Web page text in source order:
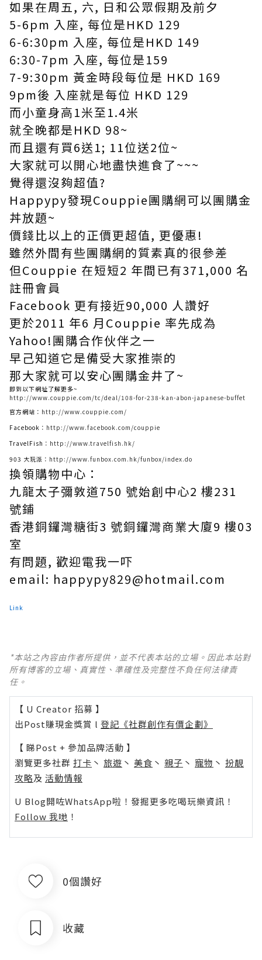
如果在周五, 六, 日和公眾假期及前夕
5-6pm 入座, 每位是HKD 129
6-6:30pm 入座, 每位是HKD 149
6:30-7pm 入座, 每位是159
7-9:30pm 黃金時段每位是 HKD 169
9pm後 入座就是每位 HKD 129
而小童身高1米至1.4米
就全晚都是HKD 98~
而且還有買6送1; 11位送2位~
大家就可以開心地盡快進食了~~~
覺得還沒夠超值?
Happypy發現Couppie團購網可以團購金
丼放題~
價錢比以上的正價更超值, 更優惠!
雖然外間有些團購網的質素真的很參差
但Couppie 在短短2 年間已有371,000 名
註冊會員
Facebook 更有接近90,000 人讚好
更於2011 年6 月Couppie 率先成為
Yahoo!團購合作伙伴之一
早己知道它是備受大家推崇的
那大家就可以安心團購金井了~
即到以下網址了解更多~
http://www.couppie.com/tc/deal/108-for-238-kan-abon-japanese-buffet
官方網站： http://www.couppie.com/
Facebook： http://www.facebook.com/couppie
TravelFish： http://www.travelfish.hk/
903 大玩派： http://www.funbox.com.hk/funbox/index.do
換領購物中心：
九龍太子彌敦道750 號始創中心2 樓231
號鋪
香港銅鑼灣糖街3 號銅鑼灣商業大廈9 樓03
室
有問題, 歡迎電我一吓
email: happypy829@hotmail.com
Link
*本站之內容由作者所提供，並不代表本站的立場。因此本站對
所有博客的立場、真實性、準確性及完整性不負任何法律責
任。
【 U Creator 招募 】
出Post賺現金獎賞 l 登記《社群創作有價企劃》
【 睇Post + 參加品牌活動 】
瀏覽更多社群 打卡 丶 旅遊 丶 美食 丶 親子 丶 寵物 丶 扮靚
攻略及 活動情報
U Blog開咗WhatsApp啦！發掘更多吃喝玩樂資訊！
Follow 我哋 ！
0個讚好
收藏